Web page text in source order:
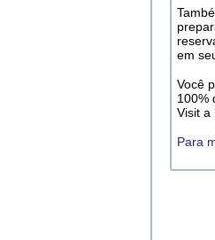
em
Você
100%
Visit a
Para